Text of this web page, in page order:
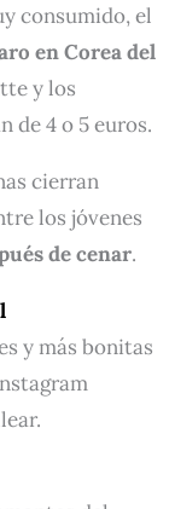
consumido, el
en Corea del
y los
de 4 o 5 euros.
cierran
los jóvenes
de cenar.
y más bonitas